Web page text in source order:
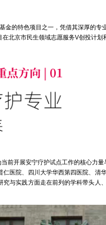
的特色项目之一，凭借其深厚的
北京市民生领域志愿服务V创投计
开展安宁疗护试点工作的核心力
医院、四川大学华西第四医院、
与实践方面走在前列的学科带头